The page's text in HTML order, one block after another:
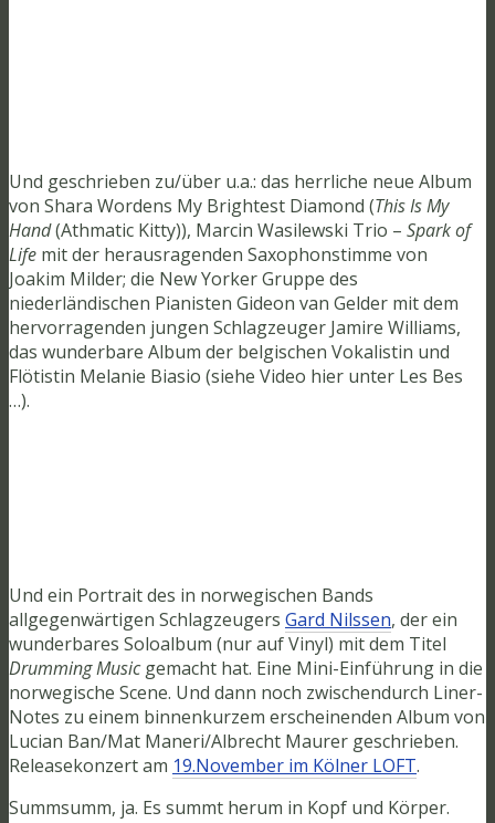
Und geschrieben zu/über u.a.: das herrliche neue Album
von Shara Wordens My Brightest Diamond (This Is My
Hand(Athmatic Kitty)), Marcin Wasilewski Trio – Spark of
Life mit der herausragenden Saxophonstimme von
Joakim Milder; die New Yorker Gruppe des
niederländischen Pianisten Gideon van Gelder mit dem
hervorragenden jungen Schlagzeuger Jamire Williams,
das wunderbare Album der belgischen Vokalistin und
Flötistin Melanie Biasio (siehe Video hier unter Les Bes
…).
Und ein Portrait des in norwegischen Bands
allgegenwärtigen Schlagzeugers Gard Nilssen, der ein
wunderbares Soloalbum (nur auf Vinyl) mit dem Titel
Drumming Musicgemacht hat. Eine Mini-Einführung in die
norwegische Scene. Und dann noch zwischendurch Liner-
Notes zu einem binnenkurzem erscheinenden Album von
Lucian Ban/Mat Maneri/Albrecht Maurer geschrieben.
Releasekonzert am 19.November im Kölner LOFT.
Summsumm, ja. Es summt herum in Kopf und Körper.